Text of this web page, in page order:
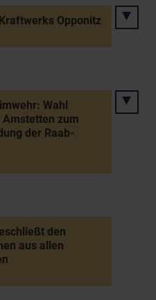
Opponitz
Wahl
zum
der Raab-
den
aus allen